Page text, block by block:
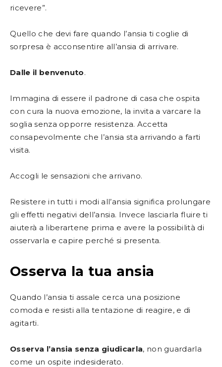
ricevere”.
Quello che devi fare quando l’ansia ti coglie di
sorpresa è acconsentire all’ansia di arrivare.
Dalle il benvenuto.
Immagina di essere il padrone di casa che ospita
con cura la nuova emozione, la invita a varcare la
soglia senza opporre resistenza. Accetta
consapevolmente che l’ansia sta arrivando a farti
visita.
Accogli le sensazioni che arrivano.
Resistere in tutti i modi all’ansia significa prolungare
gli effetti negativi dell’ansia. Invece lasciarla fluire ti
aiuterà a liberartene prima e avere la possibilità di
osservarla e capire perché si presenta.
Osserva la tua ansia
Quando l’ansia ti assale cerca una posizione
comoda e resisti alla tentazione di reagire, e di
agitarti.
Osserva l’ansia senza giudicarla, non guardarla
come un ospite indesiderato.